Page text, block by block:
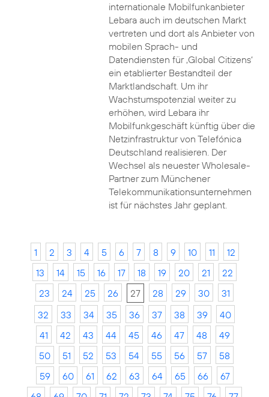
internationale Mobilfunkanbieter
Lebara auch im deutschen Markt
vertreten und dort als Anbieter von
mobilen Sprach- und
Datendiensten für ‚Global Citizens‘
ein etablierter Bestandteil der
Marktlandschaft. Um ihr
Wachstumspotenzial weiter zu
erhöhen, wird Lebara ihr
Mobilfunkgeschäft künftig über die
Netzinfrastruktur von Telefónica
Deutschland realisieren. Der
Wechsel als neuester Wholesale-
Partner zum Münchener
Telekommunikationsunternehmen
ist für nächstes Jahr geplant.
1 2 3 4 5 6 7 8 9 10 11
12
13
14 15 16 17 18 19 20 21
22
23
24 25 26 27 28 29 30
31
32
33 34 35 36 37 38 39
40
41
42 43 44 45 46 47 48
49
50
51 52 53 54 55 56 57
58
59
60 61 62 63 64 65 66
67